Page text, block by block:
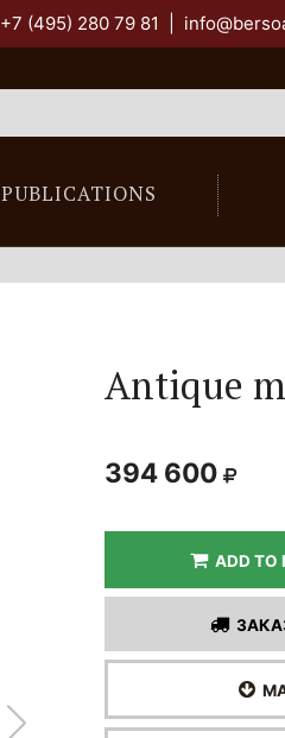
+7 (495) 280 79 81
PUBLICATIONS
Antique
394 600
ADD TO